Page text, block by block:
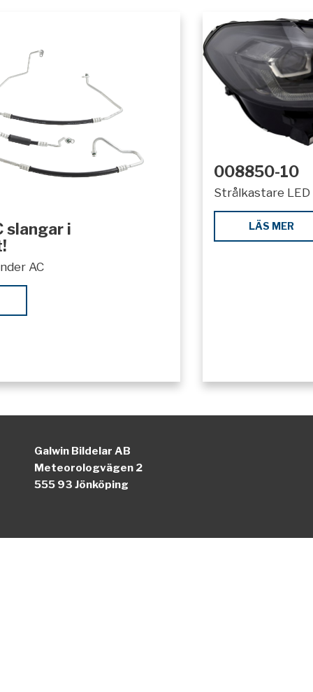
slangar i
AC
008850-10
Strålkastare LED
LÄS MER
Galwin Bildelar AB
Meteorologvägen 2
555 93 Jönköping